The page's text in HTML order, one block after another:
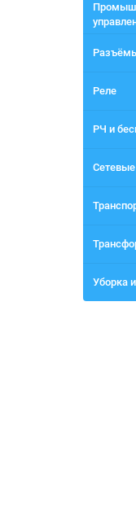
Реле
РЧ и
Уборка